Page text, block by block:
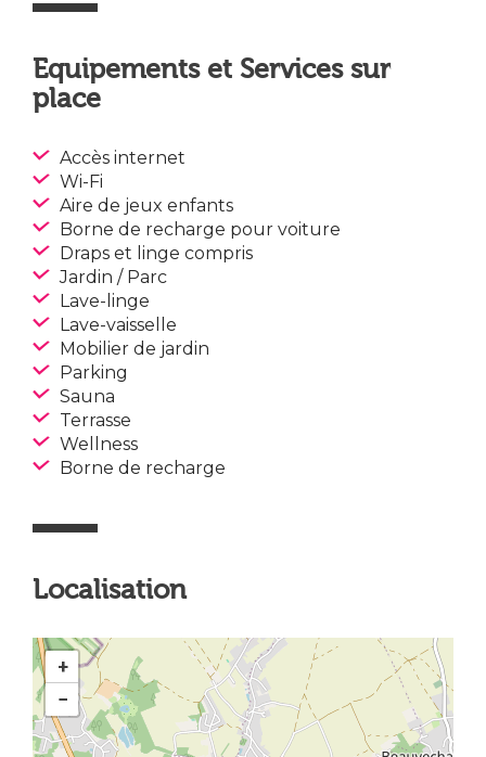
Equipements et Services sur
place
Accès internet
Wi-Fi
Aire de jeux enfants
Borne de recharge pour voiture
Draps et linge compris
Jardin / Parc
Lave-linge
Lave-vaisselle
Mobilier de jardin
Parking
Sauna
Terrasse
Wellness
Borne de recharge
Localisation
+
−